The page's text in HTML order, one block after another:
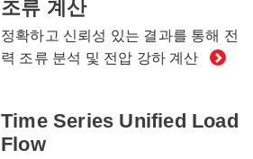
조류 계산
정확하고 신뢰성 있는 결과를 통해 전
력 조류 분석 및 전압 강하 계산
Time Series Unified Load
Flow